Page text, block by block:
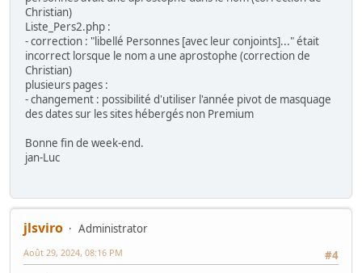
Christian)
Liste_Pers2.php :
- correction : "libellé Personnes [avec leur conjoints]..." était
incorrect lorsque le nom a une aprostophe (correction de
Christian)
plusieurs pages :
- changement : possibilité d'utiliser l'année pivot de masquage
des dates sur les sites hébergés non Premium
Bonne fin de week-end.
jan-Luc
jlsviro
Administrator
#4
Août 29, 2024, 08:16 PM